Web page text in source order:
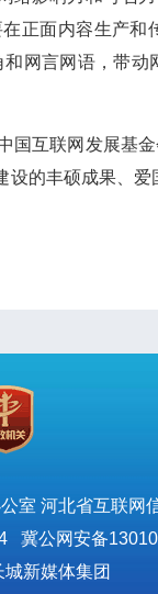
正面内容生产
网言网语，带
互联网发展基
的丰硕成果、
室 河北省互联网
冀公网安备
新媒体集团